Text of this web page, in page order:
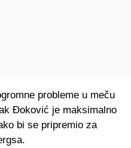
probleme u meču
Đoković je maksimalno
bi se pripremio za